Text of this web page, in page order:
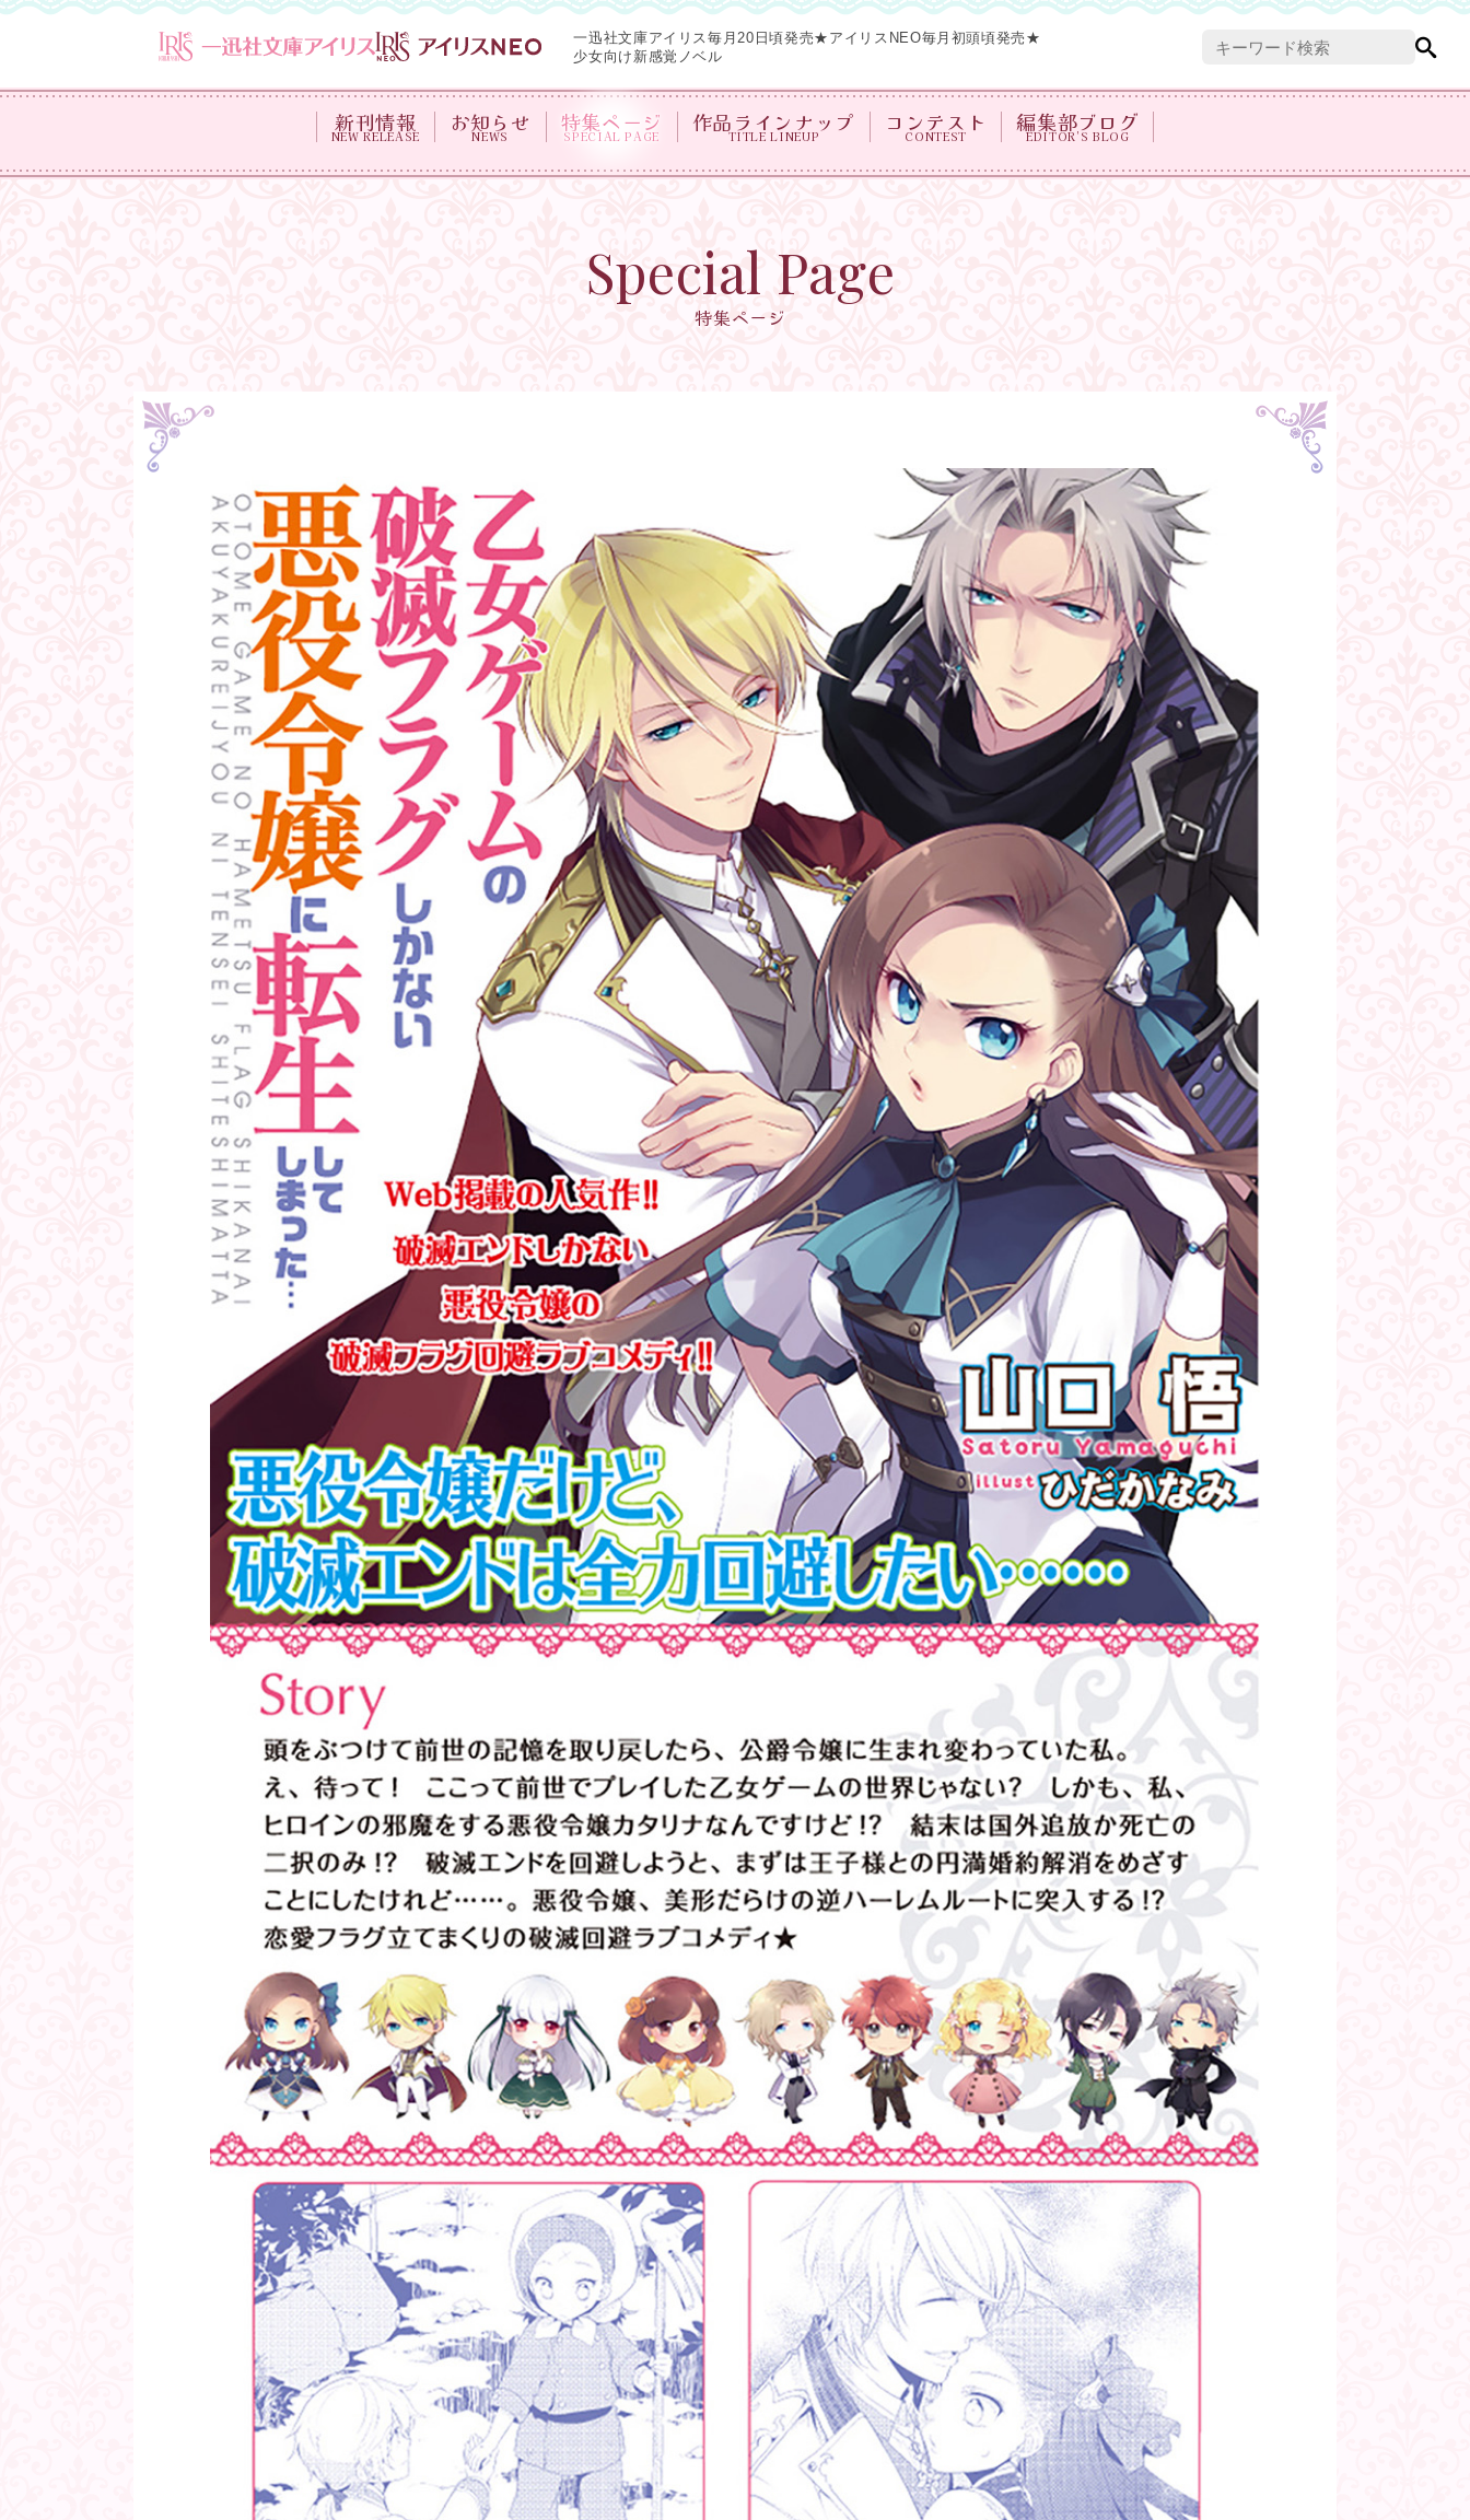
一迅社文庫アイリス毎月20日頃発売★ アイリスNEO毎月初頭頃発売★
少女向け新感覚ノベル
新刊情報
NEW RELEASE
お知らせ
NEWS
特集ページ
SPECIAL PAGE
作品ラインナップ
TITLE LINEUP
コンテスト
CONTEST
編集部ブログ
EDITOR'S BLOG
Special Page
特集ページ